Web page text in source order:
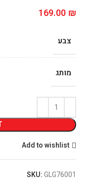
169.00 ₪
צבע
מותג
Add to wishlist
SKU:GLG76001